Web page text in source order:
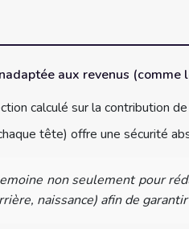
aux revenus
calculé sur la contribution
tête) offre une sécurité
non seulement pour
naissance) afin de